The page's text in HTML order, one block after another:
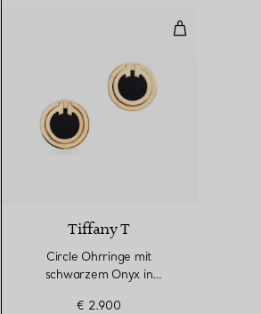
Circle
Tiffany T
Circle Ohrringe mit
schwarzem Onyx in
€ 2.900